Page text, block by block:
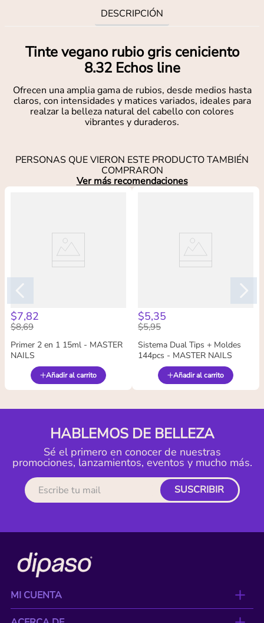
DESCRIPCIÓN
Tinte vegano rubio gris ceniciento
8.32 Echos line
Ofrecen una amplia gama de rubios, desde medios hasta
claros, con intensidades y matices variados, ideales para
realzar la belleza natural del cabello con colores
vibrantes y duraderos.
PERSONAS QUE VIERON ESTE PRODUCTO TAMBIÉN
COMPRARON
Ver más recomendaciones
$7,82
$8,69
Primer 2 en 1 15ml - MASTER
NAILS
Añadir al carrito
$5,35
$5,95
Sistema Dual Tips + Moldes
144pcs - MASTER NAILS
Añadir al carrito
HABLEMOS DE BELLEZA
Sé el primero en conocer de nuestras
promociones, lanzamientos, eventos y mucho más.
SUSCRIBIR
MI CUENTA